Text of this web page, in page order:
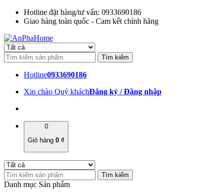
Hotline đặt hàng/tư vấn: 0933690186
Giao hàng toàn quốc - Cam kết chính hãng
Hotline0933690186
Xin chào Quý kháchĐăng ký / Đăng nhập
0
Giỏ hàng 0 ₫
Danh mục Sản phẩm